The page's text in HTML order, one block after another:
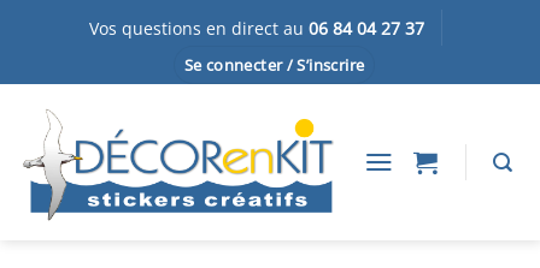
Vos questions en direct au 06 84 04 27 37
Se connecter / S’inscrire